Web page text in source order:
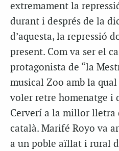
extremament la
durant i després de la
d’aquesta, la repressió
present. Com va ser el
protagonista de “la
musical Zoo amb la
voler retre homenatge i
Cerverí a la millor lletra
català. Marifé Royo va
a un poble aïllat i rural